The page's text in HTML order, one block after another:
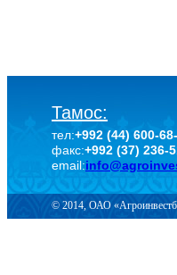
Тамос:
тел:+992 (44) 600-
факс:+992 (37) 236-
email:
© 2014, ОАО